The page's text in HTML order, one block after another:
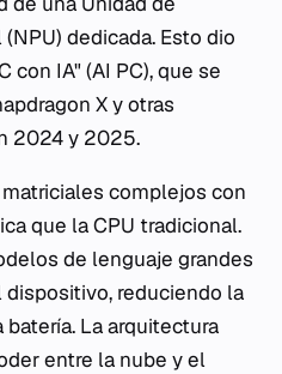
dedicada. Esto dio
con IA" (AI PC), que se
X y otras
2024 y 2025.
complejos con
que la CPU tradicional.
de lenguaje grandes
reduciendo la
La arquitectura
entre la nube y el